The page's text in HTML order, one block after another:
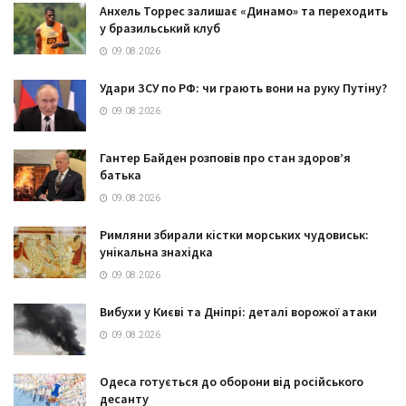
Анхель Торрес залишає «Динамо» та переходить
у бразильський клуб
09.08.2026
Удари ЗСУ по РФ: чи грають вони на руку Путіну?
09.08.2026
Гантер Байден розповів про стан здоров’я
батька
09.08.2026
Римляни збирали кістки морських чудовиськ:
унікальна знахідка
09.08.2026
Вибухи у Києві та Дніпрі: деталі ворожої атаки
09.08.2026
Одеса готується до оборони від російського
десанту